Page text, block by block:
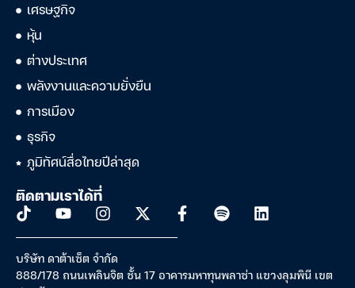
เศรษฐกิจ
หุ้น
ต่างประเทศ
พลังงานและความยั่งยืน
การเมือง
ธุรกิจ
ภูมิทัศน์สื่อไทยปีล่าสุด
ติดตามเราได้ที่
บริษัท ดาต้าเซ็ต จำกัด
888/178 ถนนเพลินจิต ชั้น 17 อาคารมหาทุนพลาซ่า แขวงลุมพินี เขต